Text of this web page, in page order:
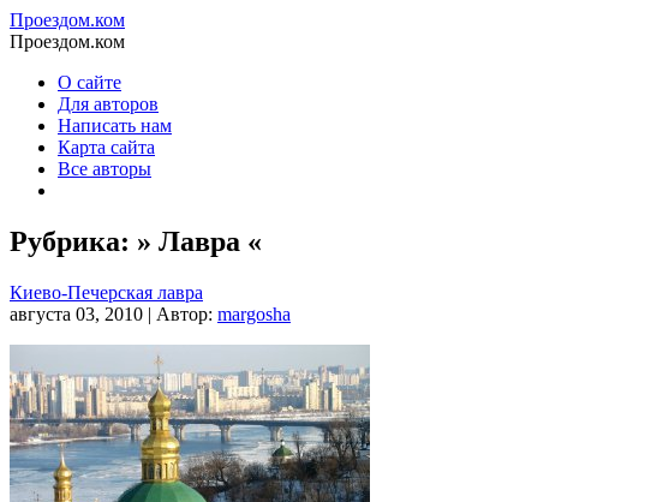
Проездом.ком
Проездом.ком
О сайте
Для авторов
Написать нам
Карта сайта
Все авторы
Рубрика: » Лавра «
Киево-Печерская лавра
августа 03, 2010 | Автор: margosha